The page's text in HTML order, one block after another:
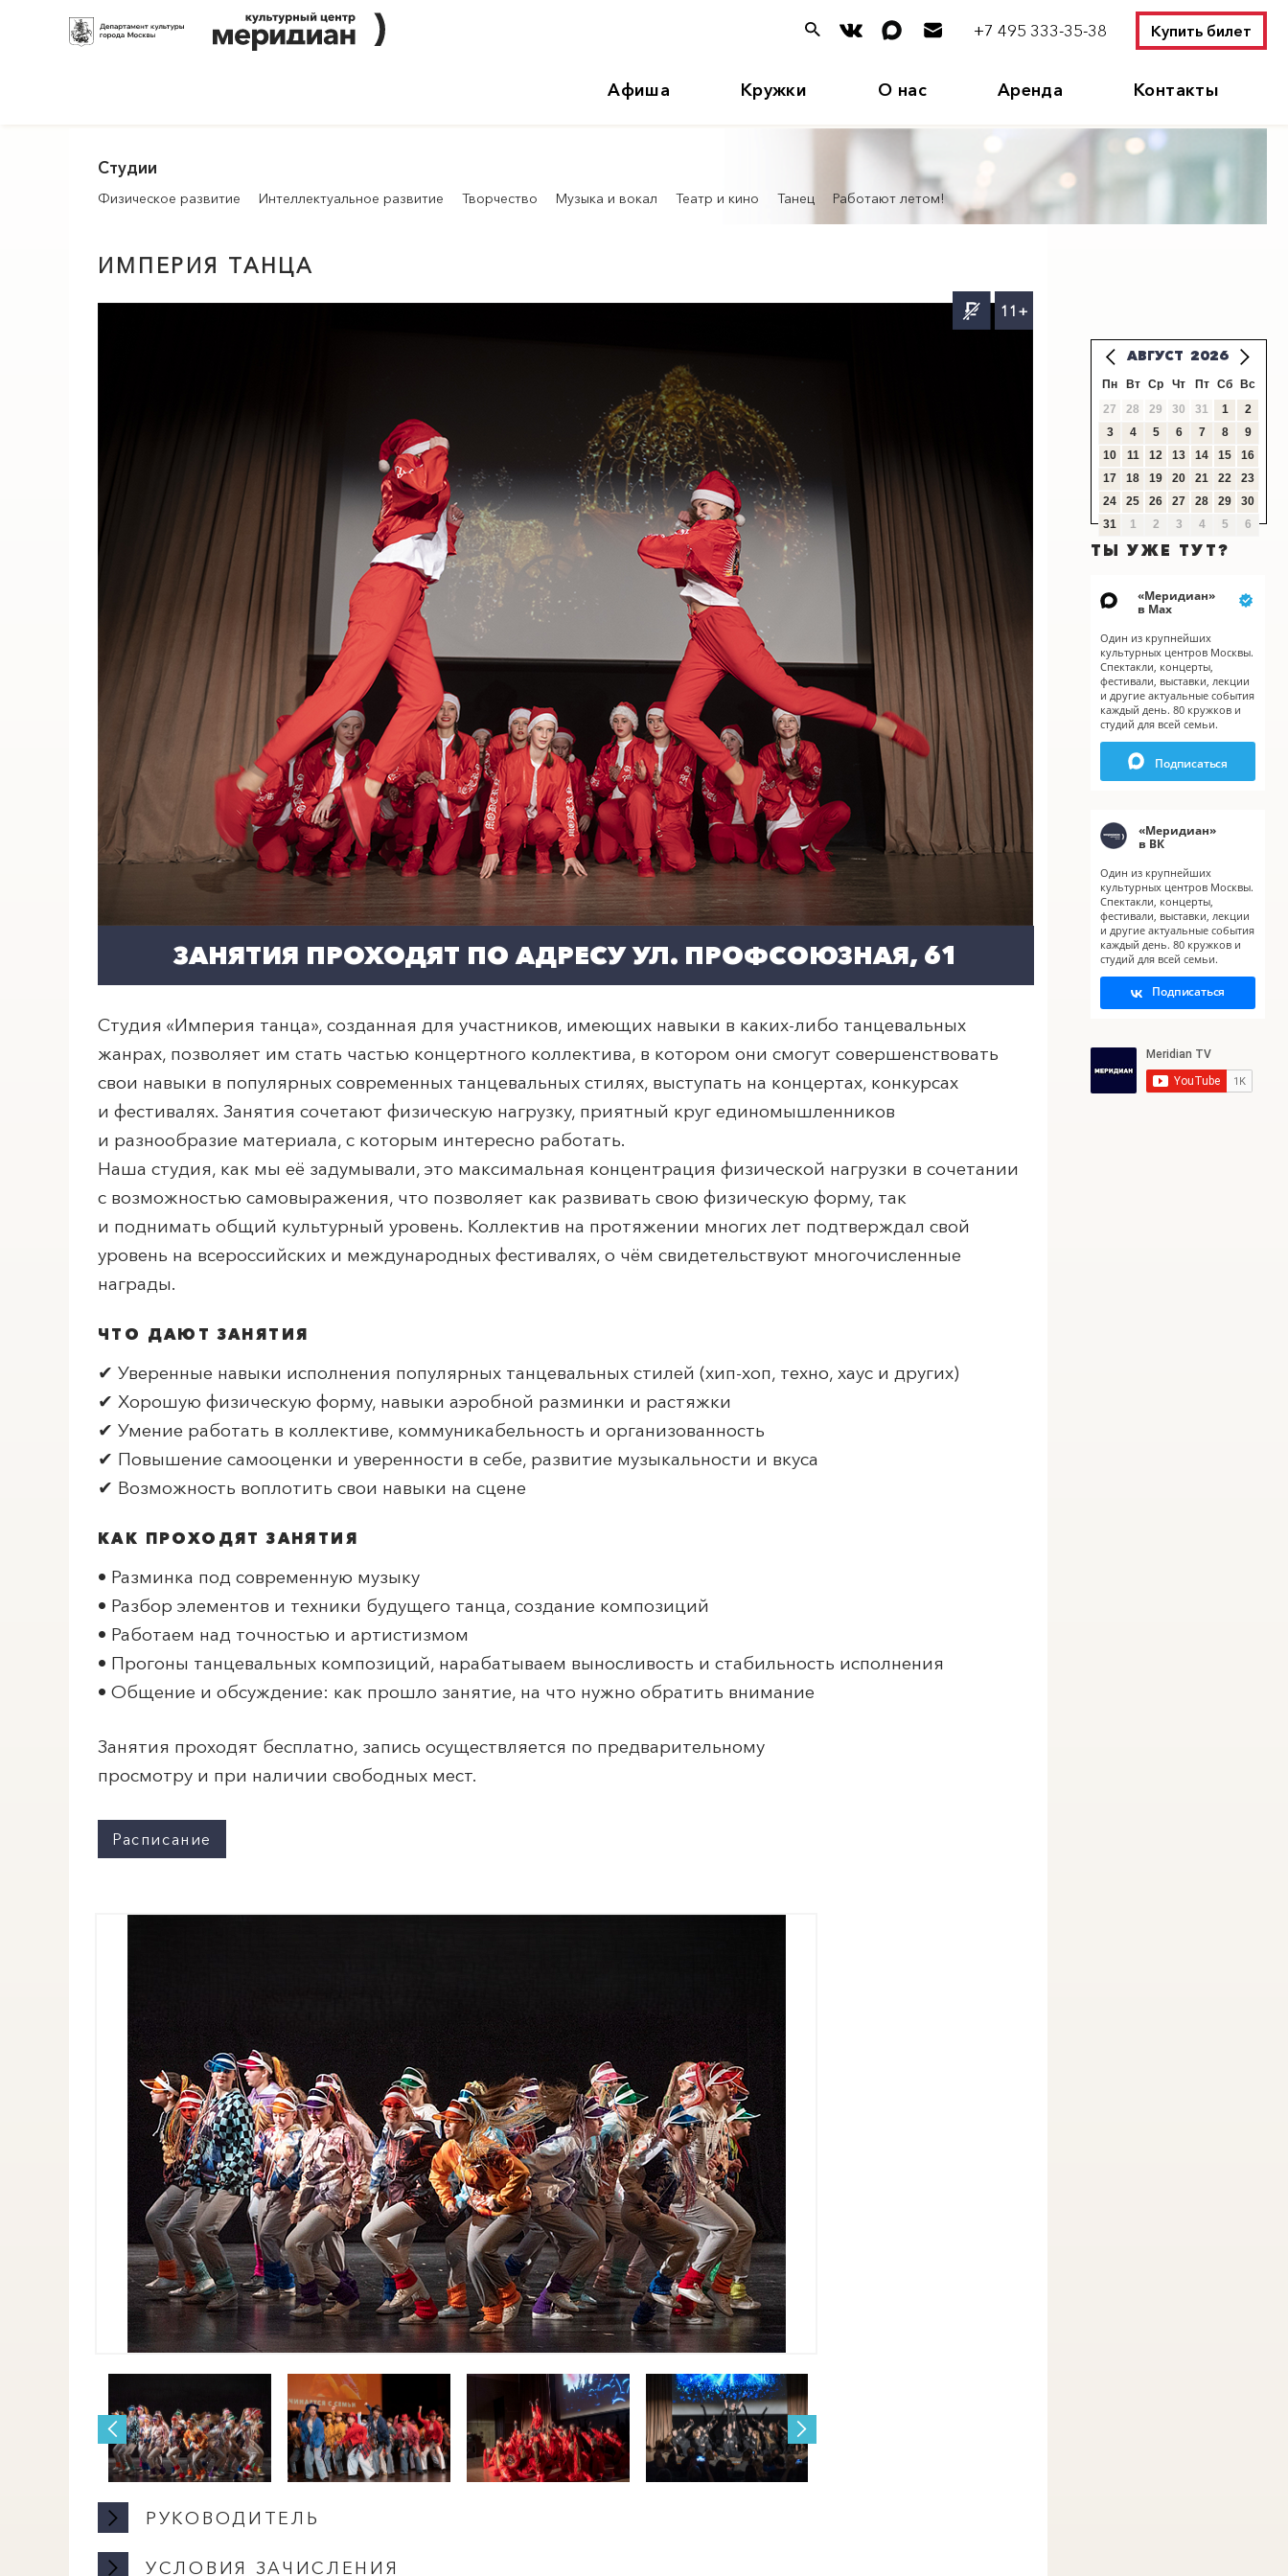
+7 495 333-35-38 Купить билет
Афиша Кружки О нас Аренда Контакты
ПОИСК ПО МЕРОПРИЯТИЯМ
Студии
Физическое развитие Интеллектуальное развитие Творчество Музыка и вокал Театр и кино Танец Работают летом!
ИМПЕРИЯ ТАНЦА
ЗАНЯТИЯ ПРОХОДЯТ ПО АДРЕСУ УЛ. ПРОФСОЮЗНАЯ, 61
Студия «Империя танца», созданная для участников, имеющих навыки в каких-либо танцевальных
жанрах, позволяет им стать частью концертного коллектива, в котором они смогут совершенствовать
свои навыки в популярных современных танцевальных стилях, выступать на концертах, конкурсах
и фестивалях. Занятия сочетают физическую нагрузку, приятный круг единомышленников
и разнообразие материала, с которым интересно работать.
Наша студия, как мы её задумывали, это максимальная концентрация физической нагрузки в сочетании
с возможностью самовыражения, что позволяет как развивать свою физическую форму, так
и поднимать общий культурный уровень. Коллектив на протяжении многих лет подтверждал свой
уровень на всероссийских и международных фестивалях, о чём свидетельствуют многочисленные
награды.
ЧТО ДАЮТ ЗАНЯТИЯ
✔ Уверенные навыки исполнения популярных танцевальных стилей (хип-хоп, техно, хаус и других)
✔ Хорошую физическую форму, навыки аэробной разминки и растяжки
✔ Умение работать в коллективе, коммуникабельность и организованность
✔ Повышение самооценки и уверенности в себе, развитие музыкальности и вкуса
✔ Возможность воплотить свои навыки на сцене
КАК ПРОХОДЯТ ЗАНЯТИЯ
• Разминка под современную музыку
• Разбор элементов и техники будущего танца, создание композиций
• Работаем над точностью и артистизмом
• Прогоны танцевальных композиций, нарабатываем выносливость и стабильность исполнения
• Общение и обсуждение: как прошло занятие, на что нужно обратить внимание
Занятия проходят бесплатно, запись осуществляется по предварительному
просмотру и при наличии свободных мест.
Расписание
11+
РУКОВОДИТЕЛЬ
УСЛОВИЯ ЗАЧИСЛЕНИЯ
АВГУСТ 2026
Пн Вт Ср Чт Пт Сб
Вс
27
28 29 30 31 1
2
3
4 5 6 7 8
9
10
11 12 13 14 15
16
17
18 19 20 21 22
23
24
25 26 27 28 29
30
31
1 2 3 4 5 6
ТЫ УЖЕ ТУТ?
«Меридиан»
в Мах
Один из крупнейших
культурных центров Москвы.
Спектакли, концерты,
фестивали, выставки, лекции
и другие актуальные события
каждый день. 80 кружков и
студий для всей семьи.
Подписаться
«Меридиан»
в ВК
Один из крупнейших
культурных центров Москвы.
Спектакли, концерты,
фестивали, выставки, лекции
и другие актуальные события
каждый день. 80 кружков и
студий для всей семьи.
Подписаться